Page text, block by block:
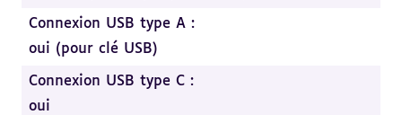
Connexion USB type A :
oui (pour clé USB)
Connexion USB type C :
oui